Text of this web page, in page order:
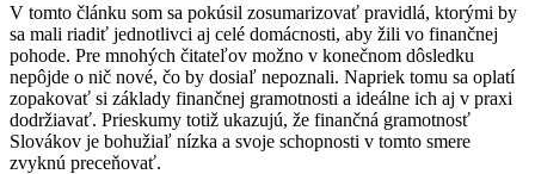
V tomto článku som sa pokúsil zosumarizovať pravidlá, ktorými by
sa mali riadiť jednotlivci aj celé domácnosti, aby žili vo finančnej
pohode. Pre mnohých čitateľov možno v konečnom dôsledku
nepôjde o nič nové, čo by dosiaľ nepoznali. Napriek tomu sa oplatí
zopakovať si základy finančnej gramotnosti a ideálne ich aj v praxi
dodržiavať. Prieskumy totiž ukazujú, že finančná gramotnosť
Slovákov je bohužiaľ nízka a svoje schopnosti v tomto smere
zvyknú preceňovať.